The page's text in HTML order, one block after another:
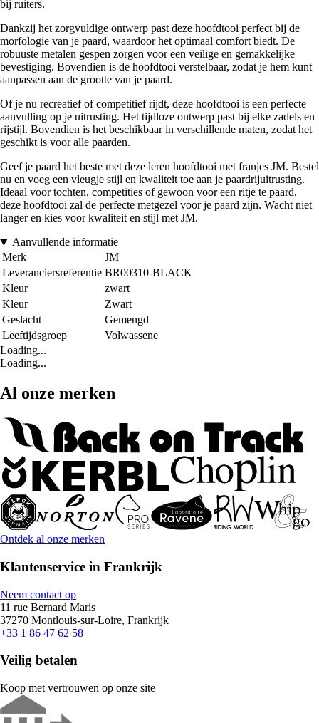
bij ruiters.
Dankzij het zorgvuldige ontwerp past deze hoofdtooi perfect bij de
morfologie van je paard, waardoor het optimaal comfort biedt. De
robuuste metalen gespen zorgen voor een veilige en gemakkelijke
bevestiging. Bovendien is de hoofdtooi verstelbaar, zodat je hem kunt
aanpassen aan de grootte van je paard.
Of je nu recreatief of competitief rijdt, deze hoofdtooi is een perfecte
aanvulling op je uitrusting. Het tijdloze ontwerp past bij elke zadels en
rijstijl. Bovendien is het beschikbaar in verschillende maten, zodat het
geschikt is voor alle paarden.
Geef je paard het beste met deze leren hoofdtooi met franjes JM. Bestel
nu en voeg een vleugje stijl en kwaliteit toe aan je paardrijuitrusting.
Ideaal voor tochten, competities of gewoon voor een ritje te paard,
deze hoofdtooi zal de perfecte metgezel voor je paard zijn. Wacht niet
langer en kies voor kwaliteit en stijl met JM.
Aanvullende informatie
Merk
JM
Leveranciersreferentie BR00310-BLACK
Kleur
zwart
Kleur
Zwart
Geslacht
Gemengd
Leeftijdsgroep
Volwassene
Loading...
Loading...
Al onze merken
Ontdek al onze merken
Klantenservice in Frankrijk
Neem contact op
11 rue Bernard Maris
37270 Montlouis-sur-Loire, Frankrijk
+33 1 86 47 62 58
Veilig betalen
Koop met vertrouwen op onze site